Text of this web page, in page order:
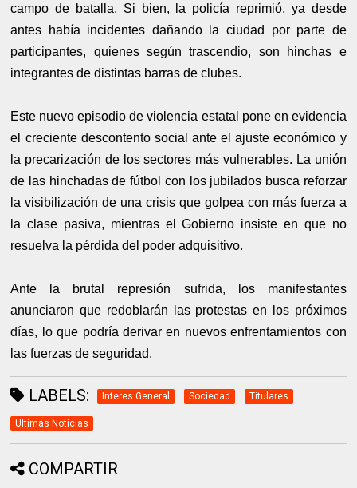
campo de batalla. Si bien, la policía reprimió, ya desde
antes había incidentes dañando la ciudad por parte de
participantes, quienes según trascendio, son hinchas e
integrantes de distintas barras de clubes.
Este nuevo episodio de violencia estatal pone en evidencia
el creciente descontento social ante el ajuste económico y
la precarización de los sectores más vulnerables. La unión
de las hinchadas de fútbol con los jubilados busca reforzar
la visibilización de una crisis que golpea con más fuerza a
la clase pasiva, mientras el Gobierno insiste en que no
resuelva la pérdida del poder adquisitivo.
Ante la brutal represión sufrida, los manifestantes
anunciaron que redoblarán las protestas en los próximos
días, lo que podría derivar en nuevos enfrentamientos con
las fuerzas de seguridad.
LABELS: Interes General Sociedad Titulares
Ultimas Noticias
COMPARTIR